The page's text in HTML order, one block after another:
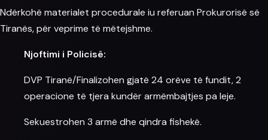
Ndërkohë materialet procedurale iu referuan Prokurorisë së
Tiranës, për veprime të mëtejshme.
Njoftimi i Policisë:
DVP Tiranë/Finalizohen gjatë 24 orëve të fundit, 2
operacione të tjera kundër armëmbajtjes pa leje.
Sekuestrohen 3 armë dhe qindra fishekë.